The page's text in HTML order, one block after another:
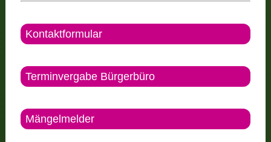
Kontaktformular
Terminvergabe Bürgerbüro
Mängelmelder